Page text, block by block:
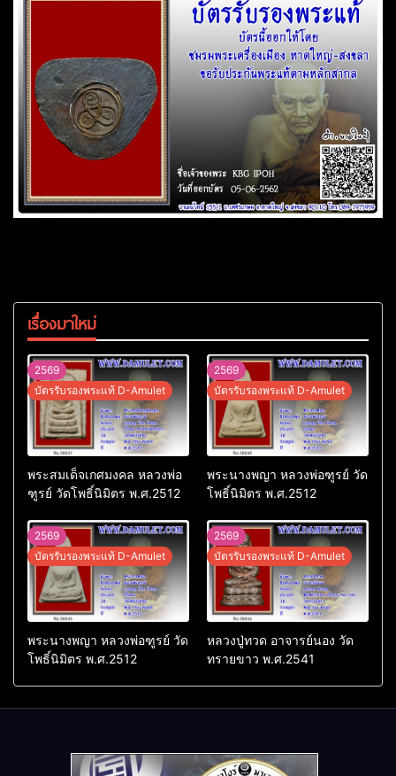
เรื่องมาใหม่
2569
บัตรรับรองพระแท้ D-Amulet
พระสมเด็จเกศมงคล หลวงพ่อ
ฑูรย์ วัดโพธิ์นิมิตร พ.ศ.2512
2569
บัตรรับรองพระแท้ D-Amulet
พระนางพญา หลวงพ่อฑูรย์ วัด
โพธิ์นิมิตร พ.ศ.2512
2569
บัตรรับรองพระแท้ D-Amulet
พระนางพญา หลวงพ่อฑูรย์ วัด
โพธิ์นิมิตร พ.ศ.2512
2569
บัตรรับรองพระแท้ D-Amulet
หลวงปู่ทวด อาจารย์นอง วัด
ทรายขาว พ.ศ.2541